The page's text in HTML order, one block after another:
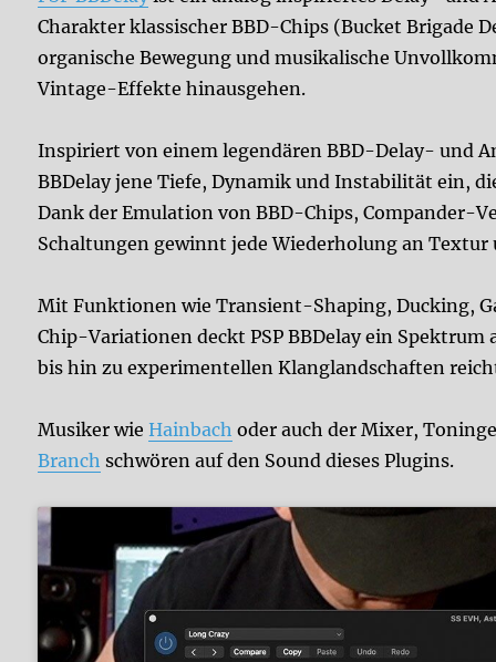
Charakter klassischer BBD-Chips (Bucket Brigade
organische Bewegung und musikalische
Vintage-Effekte hinausgehen.
Inspiriert von einem legendären BBD-Delay- und
BBDelay jene Tiefe, Dynamik und Instabilität ein,
Dank der Emulation von BBD-Chips,
Schaltungen gewinnt jede Wiederholung an Textur
Mit Funktionen wie Transient-Shaping, Ducking,
Chip-Variationen deckt PSP BBDelay ein
bis hin zu experimentellen Klanglandschaften
Musiker wieHainbach oder auch der Mixer,
Branch schwören auf den Sound dieses Plugins.